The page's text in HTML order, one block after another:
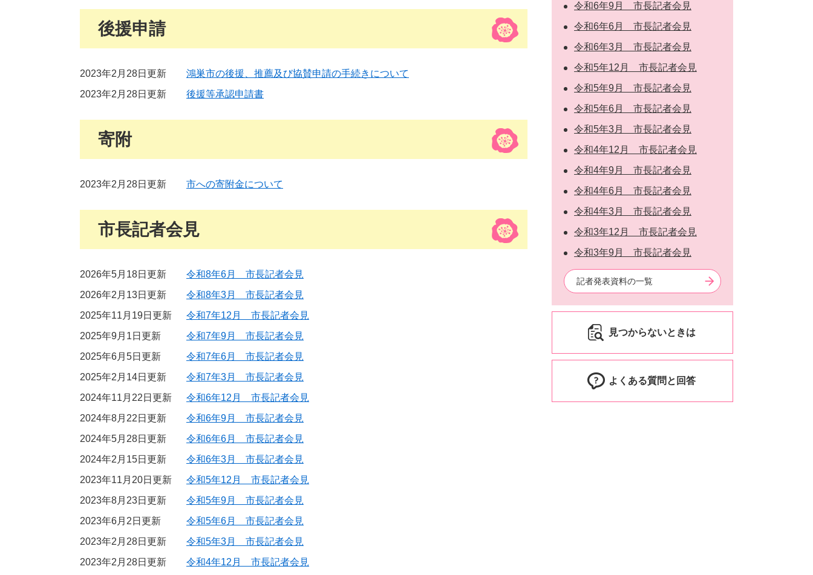
後援申請
2023年2月28日更新
鴻巣市の後援、推薦及び協賛申請の手続きについて
2023年2月28日更新
後援等承認申請書
寄附
2023年2月28日更新 市への寄附金について
市長記者会見
2026年5月18日更新
令和8年6月 市長記者会見
2026年2月13日更新
令和8年3月 市長記者会見
2025年11月19日更新
令和7年12月 市長記者会見
2025年9月1日更新
令和7年9月 市長記者会見
2025年6月5日更新
令和7年6月 市長記者会見
2025年2月14日更新
令和7年3月 市長記者会見
2024年11月22日更新
令和6年12月 市長記者会見
2024年8月22日更新
令和6年9月 市長記者会見
2024年5月28日更新
令和6年6月 市長記者会見
2024年2月15日更新
令和6年3月 市長記者会見
2023年11月20日更新
令和5年12月 市長記者会見
2023年8月23日更新
令和5年9月 市長記者会見
2023年6月2日更新
令和5年6月 市長記者会見
2023年2月28日更新
令和5年3月 市長記者会見
2023年2月28日更新
令和4年12月 市長記者会見
令和6年9月 市長記者会見
令和6年6月 市長記者会見
令和6年3月 市長記者会見
令和5年12月 市長記者会見
令和5年9月 市長記者会見
令和5年6月 市長記者会見
令和5年3月 市長記者会見
令和4年12月 市長記者会見
令和4年9月 市長記者会見
令和4年6月 市長記者会見
令和4年3月 市長記者会見
令和3年12月 市長記者会見
令和3年9月 市長記者会見
記者発表資料の一覧
見つからないときは
よくある質問と回答